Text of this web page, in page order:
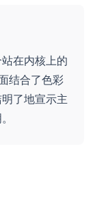
在内核上的
结合了色彩
了地宣示主